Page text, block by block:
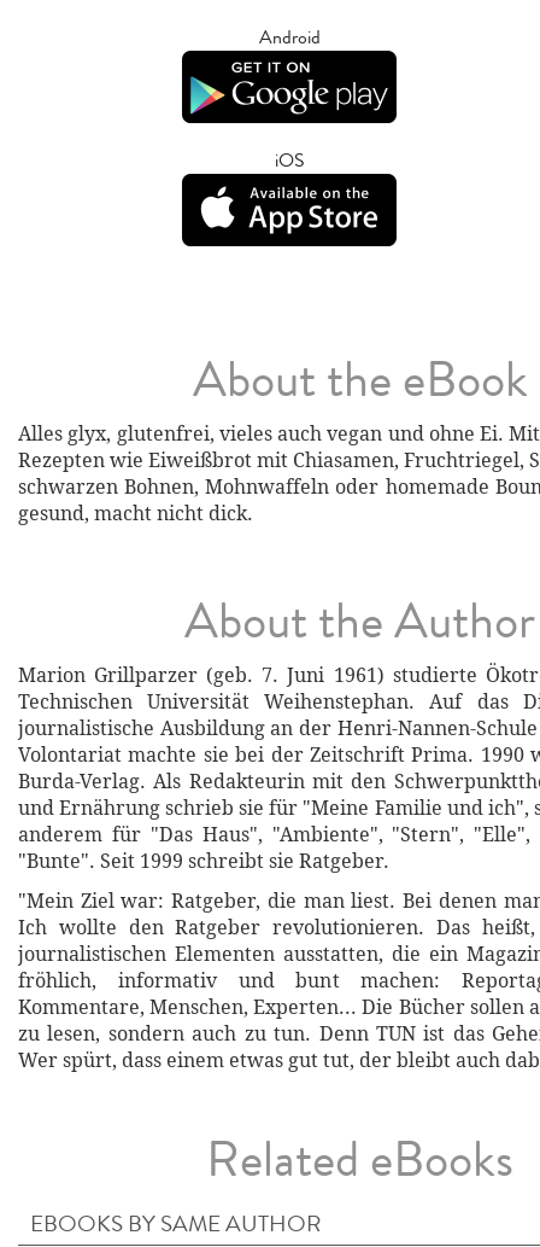
Android
iOS
About the eBook
Alles glyx, glutenfrei, vieles auch vegan und ohne Ei.
Rezepten wie Eiweißbrot mit Chiasamen, Fruchtriegel,
schwarzen Bohnen, Mohnwaffeln oder homemade
gesund, macht nicht dick.
About the Author
Marion Grillparzer (geb. 7. Juni 1961) studierte
Technischen Universität Weihenstephan. Auf das
journalistische Ausbildung an der Henri-Nannen-
Volontariat machte sie bei der Zeitschrift Prima. 1990
Burda-Verlag. Als Redakteurin mit den
und Ernährung schrieb sie für "Meine Familie und ich",
anderem für "Das Haus", "Ambiente", "Stern",
"Bunte". Seit 1999 schreibt sie Ratgeber.
"Mein Ziel war: Ratgeber, die man liest. Bei denen
Ich wollte den Ratgeber revolutionieren. Das
journalistischen Elementen ausstatten, die ein
fröhlich, informativ und bunt machen:
Kommentare, Menschen, Experten... Die Bücher sollen
zu lesen, sondern auch zu tun. Denn TUN ist das
Wer spürt, dass einem etwas gut tut, der bleibt auch
Related eBooks
EBOOKS BY SAME AUTHOR